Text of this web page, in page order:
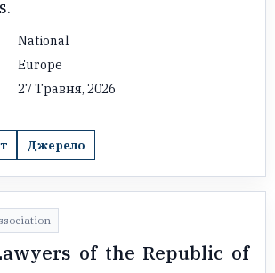
National
Europe
27 Травня, 2026
Джерело
of the Republic of